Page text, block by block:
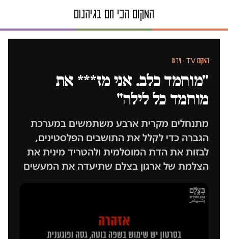
המקום TV · וידאו
"מוחמד כלב. אני מז*** את
מוחמד כל לילה"
מתנחלים מקרית ארבע משתמשים במערכת
הגברה כדי לקלל את התושבים הפלסטינים,
לבזות את הדת המוסלמית ולהטריד מינית את
הצלמת של ארגון בצלם שתיעדה את המעשים